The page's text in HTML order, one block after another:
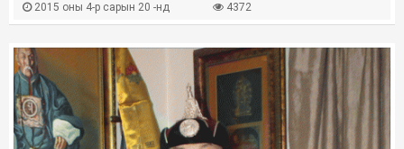
2015 оны 4-р сарын 20 -нд 4372